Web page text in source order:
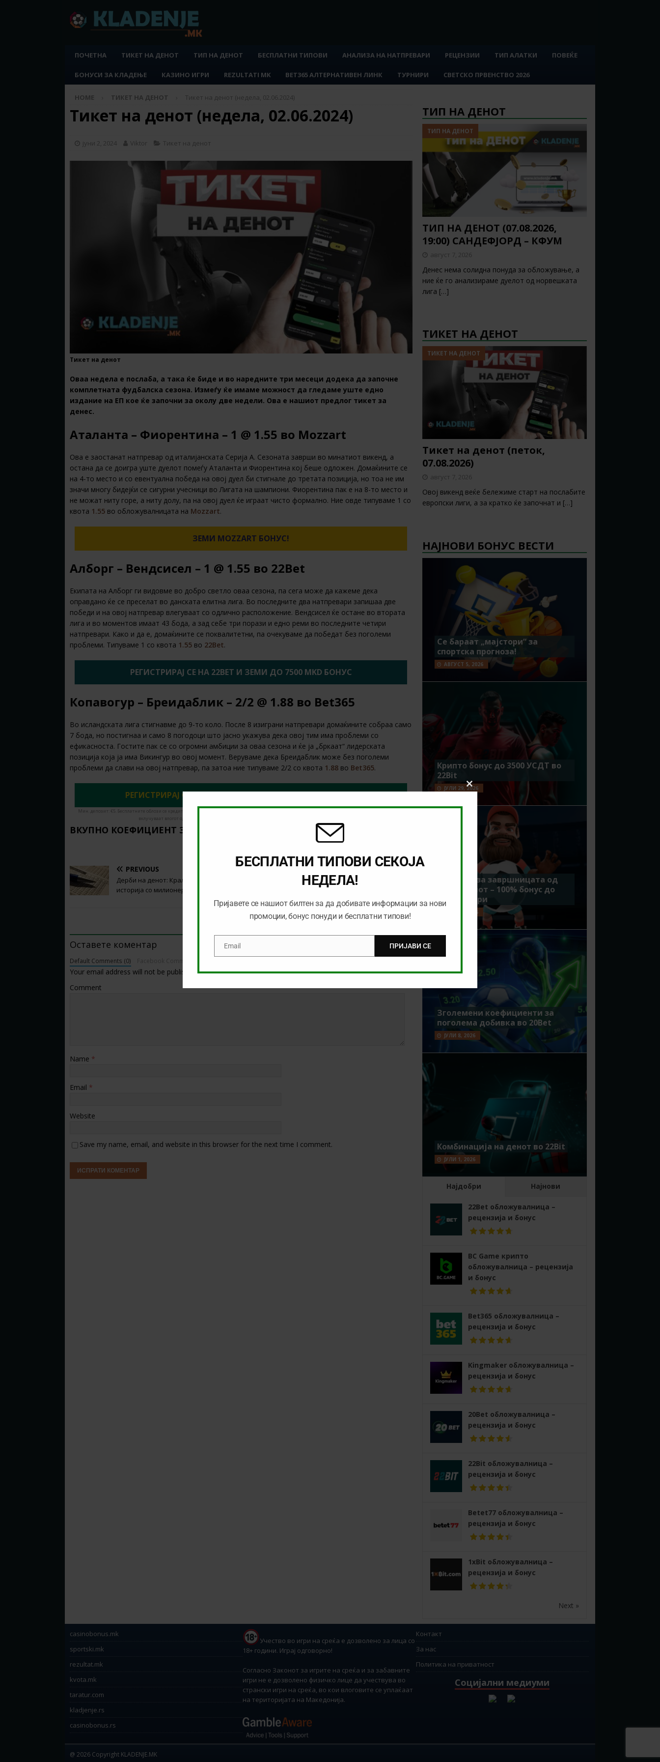
ПОЧЕТНА ТИКЕТ НА ДЕНОТ ТИП НА ДЕНОТ БЕСПЛАТНИ ТИПОВИ АНАЛИЗА НА НАТПРЕВАРИ РЕЦЕНЗИИ ТИП АЛАТКИ ПОВЕЌЕ
БОНУСИ ЗА КЛАДЕЊЕ КАЗИНО ИГРИ REZULTATI MK BET365 АЛТЕРНАТИВЕН ЛИНК ТУРНИРИ СВЕТСКО ПРВЕНСТВО 2026
HOME ТИКЕТ НА ДЕНОТ Тикет на денот (недела, 02.06.2024)
Тикет на денот (недела, 02.06.2024)
јуни 2, 2024 Viktor Тикет на денот
Тикет на денот
Оваа недела е послаба, а така ќе биде и во наредните три месеци додека да започне
комплетната фудбалска сезона. Измеѓу ќе имаме можност да гледаме уште едно
издание на ЕП кое ќе започни за околу две недели. Ова е нашиот предлог тикет за
денес.
Аталанта – Фиорентина – 1 @ 1.55 во Mozzart
Ова е заостанат натпревар од италијанската Серија А. Сезоната заврши во минатиот викенд, а
остана да се доигра уште дуелот помеѓу Аталанта и Фиорентина кој беше одложен. Домаќините се
на 4-то место и со евентуална победа на овој дуел би стигнале до третата позиција, но тоа не им
значи многу бидејќи се сигурни учесници во Лигата на шампиони. Фиорентина пак е на 8-то место и
не можат ниту горе, а ниту долу, па на овој дуел ќе играат чисто формално. Ние овде типуваме 1 со
квота 1.55 во обложувалницата на Mozzart.
ЗЕМИ MOZZART БОНУС!
Алборг – Вендсисел – 1 @ 1.55 во 22Bet
Екипата на Алборг ги видовме во добро светло оваа сезона, па сега може да кажеме дека
оправдано ќе се преселат во данската елитна лига. Во последните два натпревари запишаа две
победи и на овој натпревар влегуваат со одлично расположение. Вендсисел ќе остане во втората
лига и во моментов имаат 43 бода, а зад себе три порази и едно реми во последните четири
натпревари. Како и да е, домаќините се поквалитетни, па очекуваме да победат без поголеми
проблеми. Типуваме 1 со квота 1.55 во 22Bet.
РЕГИСТРИРАЈ СЕ НА 22BET И ЗЕМИ ДО 7500 MKD БОНУС
Копавогур – Бреидаблик – 2/2 @ 1.88 во Bet365
Во исландската лига стигнавме до 9-то коло. После 8 изиграни натпревари домаќините собраа само
7 бода, но постигнаа и само 8 погодоци што јасно укажува дека овој тим има проблеми со
ефикасноста. Гостите пак се со огромни амбиции за оваа сезона и ќе ја „бркаат“ лидерската
позиција која ја има Викингур во овој момент. Веруваме дека Бреидаблик може без поголеми
проблеми да слави на овој натпревар, па затоа ние типуваме 2/2 со квота 1.88 во Bet365.
РЕГИСТРИРАЈ СЕ ДЕНЕС И ЗЕМИ 25 ЕВРА БОНУС ВО BET365
Мин. депозит: €5. Бесплатните облози се кредити за обложување. Потребна е регистрација. Има лимити за квоти, облози и плаќање. Добивките не го
вклучуваат влогот од кредити. Има временски лимити и правила. | 18+ | gambleaware.org #Ad
ВКУПНО КОЕФИЦИЕНТ ЗА ОВОЈ ТИКЕТ ВО 4.51
PREVIOUS
Дерби на денот: Кралска рутина или
историја со милионерски потпис
NEXT
Што се уплаќа денес? (02.06.2024)
Оставете коментар
Default Comments (0)
Your email address will not be published.
Comment
Name *
Email *
Website
Save my name, email, and website in this browser for the next time I comment.
ТИП НА ДЕНОТ
ТИП НА ДЕНОТ
ТИП НА ДЕНОТ (07.08.2026,
19:00) САНДЕФЈОРД – КФУМ
август 7, 2026
Денес нема солидна понуда за обложување, а
ние ќе го анализираме дуелот од норвешката
лига […]
ТИКЕТ НА ДЕНОТ
ТИКЕТ НА ДЕНОТ
Тикет на денот (петок,
07.08.2026)
август 7, 2026
Овој викенд веќе бележиме старт на послабите
европски лиги, а за кратко ќе започнат и […]
НАЈНОВИ БОНУС ВЕСТИ
Се бараат „мајстори“ за
спортска прогноза!
АВГУСТ 5, 2026
Крипто бонус до 3500 УСДТ во
22Bit
ЈУЛИ 29, 2026
Идеално за завршницата од
Мундијалот – 100% бонус до
7500 денари
ЈУЛИ 15, 2026
Зголемени коефициенти за
поголема добивка во 20Bet
ЈУЛИ 8, 2026
Комбинација на денот во 22Bit
ЈУЛИ 1, 2026
Најдобри Најнови
22Bet обложувалница –
рецензија и бонус
BC Game крипто
обложувалница – рецензија
и бонус
Bet365 обложувалница –
рецензија и бонус
Kingmaker обложувалница –
рецензија и бонус
20Bet обложувалница –
рецензија и бонус
22Bit обложувалница –
рецензија и бонус
Betet77 обложувалница –
рецензија и бонус
1xBit обложувалница –
рецензија и бонус
Next »
casinobonus.mk
sportski.mk
rezultat.mk
kvota.mk
taratur.com
kladjenje.rs
casinobonus.rs
Учество во игри на среќа е дозволено за лица со
18+ години. Играј одговорно!
Согласно Законот за игрите на среќа и за забавните
игри не е дозволено физичко лице да учествува во
странски игри на среќа, во кои влоговите се уплаќаат
на територијата на Македонија.
Контакт
За нас
Политика на приватност
Социјални медиуми
@ 2026 Copyright KLADENJE.MK
Close
module
БЕСПЛАТНИ ТИПОВИ СЕКОЈА
НЕДЕЛА!
Пријавете се нашиот билтен за да добивате информации за нови
промоции, бонус понуди и бесплатни типови!
EmailEmail ПРИЈАВИ СЕ